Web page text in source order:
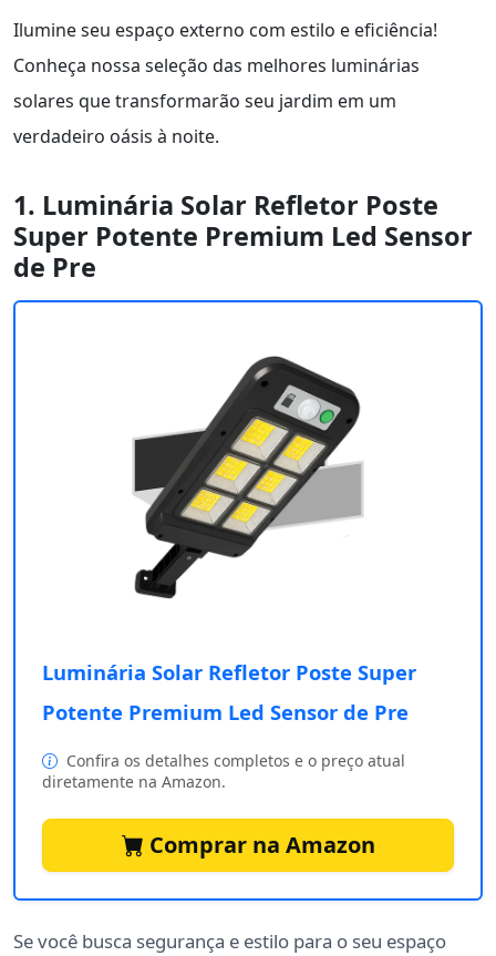
Ilumine seu espaço externo com estilo e eficiência!
Conheça nossa seleção das melhores luminárias
solares que transformarão seu jardim em um
verdadeiro oásis à noite.
1. Luminária Solar Refletor Poste
Super Potente Premium Led Sensor
de Pre
Luminária Solar Refletor Poste Super
Potente Premium Led Sensor de Pre
Confira os detalhes completos e o preço atual
diretamente na Amazon.
Comprar na Amazon
Se você busca segurança e estilo para o seu espaço